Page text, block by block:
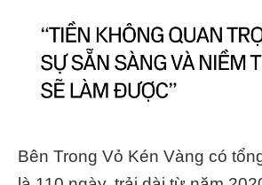
Bên Trong Vỏ Kén Vàng có